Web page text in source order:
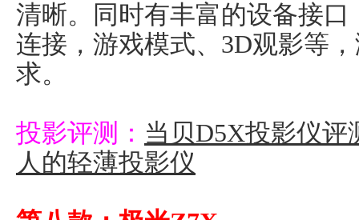
清晰。同时有丰富的设备接
连接，游戏模式、3D观影等
求。
投影评测： 当贝D5X投影仪
人的轻薄投影仪